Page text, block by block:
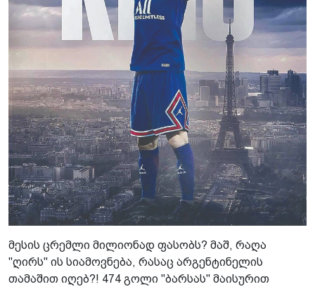
მესის ცრემლი მილიონად ფასობს? მაშ, რაღა
"ღირს" ის სიამოვნება, რასაც არგენტინელის
თამაშით იღებ?! 474 გოლი "ბარსას" მაისურით